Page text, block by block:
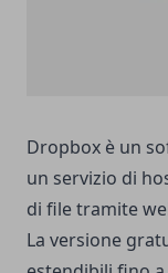
Dropbox è un
un servizio di
di file tramite
La versione